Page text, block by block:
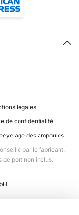
légales
de confidentialité
des ampoules
par le fabricant.
de port non inclus.